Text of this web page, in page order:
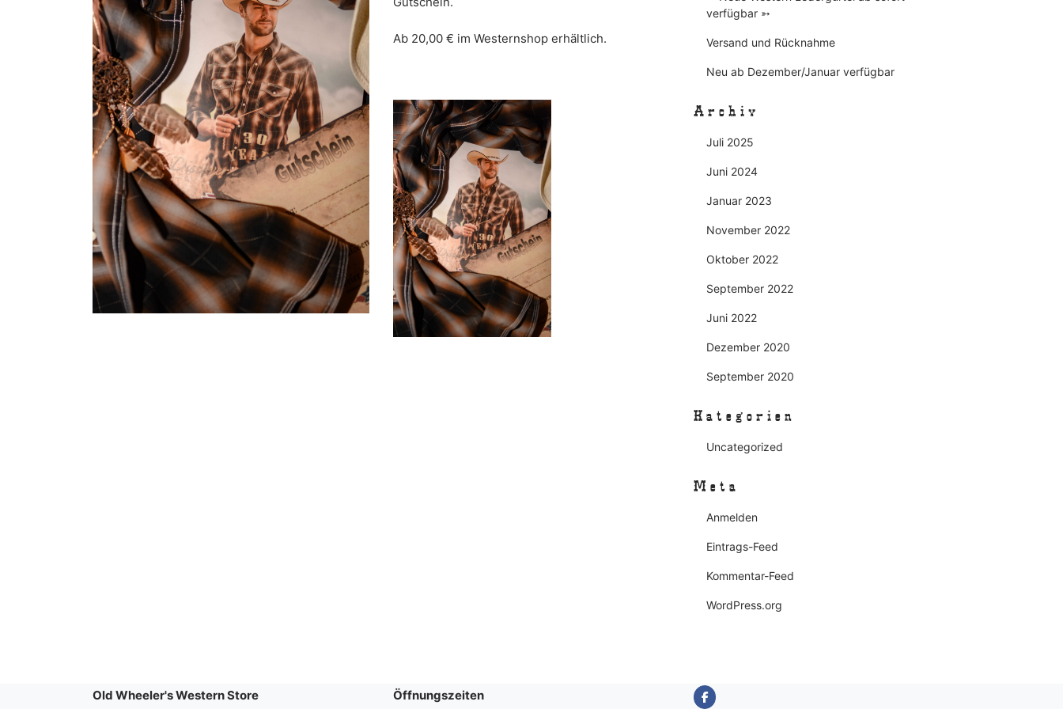
Ab 20,00 € im Westernshop erhältlich.
verfügbar ➳
Versand und Rücknahme
Neu ab Dezember/Januar verfügbar
Archiv
Juli 2025
Juni 2024
Januar 2023
November 2022
Oktober 2022
September 2022
Juni 2022
Dezember 2020
September 2020
Kategorien
Uncategorized
Meta
Anmelden
Eintrags-Feed
Kommentar-Feed
WordPress.org
Old Wheeler's Western Store Öffnungszeiten